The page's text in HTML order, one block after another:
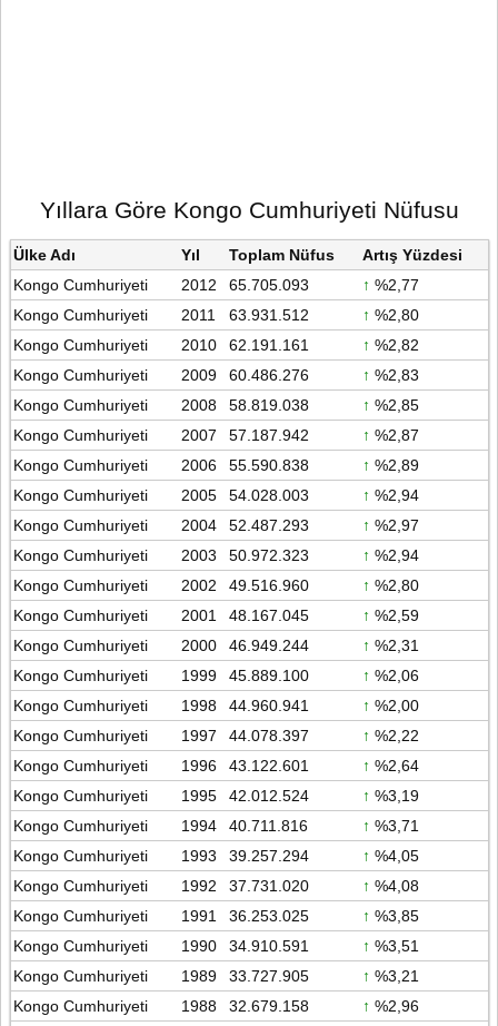
Yıllara Göre Kongo Cumhuriyeti Nüfusu
Ülke Adı Yıl Toplam Nüfus
Artış Yüzdesi
Kongo Cumhuriyeti
2012 65.705.093 ↑ %2,77
Kongo Cumhuriyeti
2011 63.931.512 ↑ %2,80
Kongo Cumhuriyeti
2010 62.191.161 ↑ %2,82
Kongo Cumhuriyeti
2009 60.486.276 ↑ %2,83
Kongo Cumhuriyeti
2008 58.819.038 ↑ %2,85
Kongo Cumhuriyeti
2007 57.187.942 ↑ %2,87
Kongo Cumhuriyeti
2006 55.590.838 ↑ %2,89
Kongo Cumhuriyeti
2005 54.028.003 ↑ %2,94
Kongo Cumhuriyeti
2004 52.487.293 ↑ %2,97
Kongo Cumhuriyeti
2003 50.972.323 ↑ %2,94
Kongo Cumhuriyeti
2002 49.516.960 ↑ %2,80
Kongo Cumhuriyeti
2001 48.167.045 ↑ %2,59
Kongo Cumhuriyeti
2000 46.949.244 ↑ %2,31
Kongo Cumhuriyeti
1999 45.889.100 ↑ %2,06
Kongo Cumhuriyeti
1998 44.960.941 ↑ %2,00
Kongo Cumhuriyeti
1997 44.078.397 ↑ %2,22
Kongo Cumhuriyeti
1996 43.122.601 ↑ %2,64
Kongo Cumhuriyeti
1995 42.012.524 ↑ %3,19
Kongo Cumhuriyeti
1994 40.711.816 ↑ %3,71
Kongo Cumhuriyeti
1993 39.257.294 ↑ %4,05
Kongo Cumhuriyeti
1992 37.731.020 ↑ %4,08
Kongo Cumhuriyeti
1991 36.253.025 ↑ %3,85
Kongo Cumhuriyeti
1990 34.910.591 ↑ %3,51
Kongo Cumhuriyeti
1989 33.727.905 ↑ %3,21
Kongo Cumhuriyeti
1988 32.679.158 ↑ %2,96